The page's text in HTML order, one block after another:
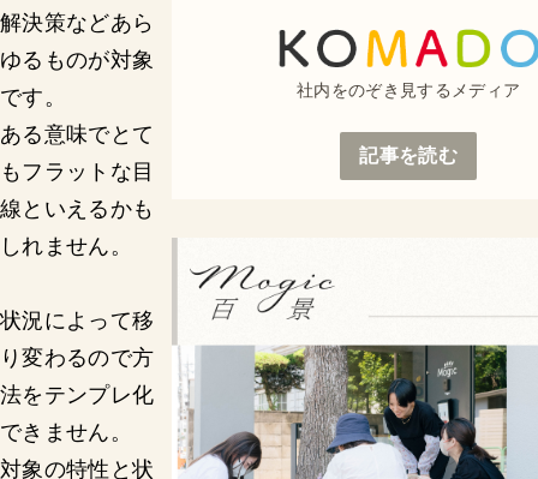
解決策などあら
ゆるものが対象
です。
ある意味でとて
もフラットな目
線といえるかも
しれません。
状況によって移
り変わるので方
法をテンプレ化
できません。
対象の特性と状
社内をのぞき見するメディア
記事を読む